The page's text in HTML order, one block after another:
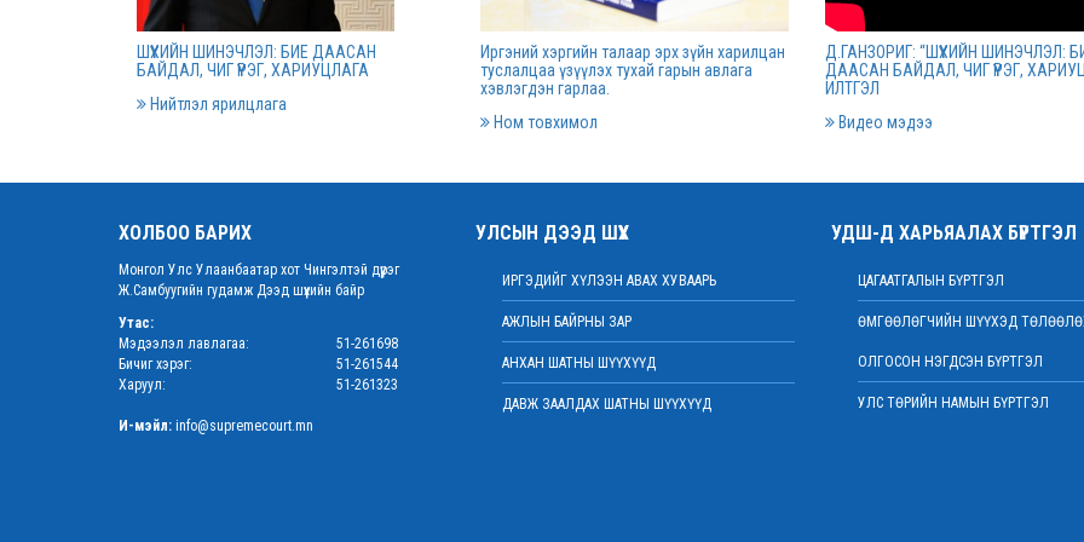
даргаар С.Заяадэлгэрийг томиллоо
2022 оны 03 сарын 16
хуралдаан болов
2022 оны 03
Шүүхийн захиргааны ажилтнуудын дунд
“Цэцэнсхолдинг” ХХК, “Цэцэнс майнинг энд
энержи” ХХК, “Бөөрөлжүүтийн тал” ХХК-
иудын нэхэмжлэлтэй хэргийг хянан
хэлэлцлээ
2022 оны 03 сарын 01
Дээд шүүхийн нийт шүүгчийн хуралдаан
боллоо
2022 оны 02
ШҮҮХИЙН ШИНЭЧЛЭЛ: БИЕ ДААСАН
БАЙДАЛ, ЧИГ ҮҮРЭГ, ХАРИУЦЛАГА
Нийтлэл ярилцлага
Иргэний хэргийн талаар эрх зүйн харилцан
туслалцаа үзүүлэх тухай гарын авлага
хэвлэгдэн гарлаа.
Ном товхимол
Д.ГАНЗОРИГ: “ШҮҮХИЙН ШИНЭЧЛЭЛ:
ДААСАН БАЙДАЛ, ЧИГ ҮҮРЭГ,
ИЛТГЭЛ
Видео мэдээ
ХОЛБОО БАРИХ
Монгол Улс Улаанбаатар хот Чингэлтэй дүүрэг
Ж.Самбуугийн гудамж Дээд шүүхийн байр
Утас:
Мэдээлэл лавлагаа:
51-261698
Бичиг хэрэг:
51-261544
Харуул:
51-261323
И-мэйл: info@supremecourt.mn
УЛСЫН ДЭЭД ШҮҮХ
ИРГЭДИЙГ ХҮЛЭЭН АВАХ ХУВААРЬ
АЖЛЫН БАЙРНЫ ЗАР
АНХАН ШАТНЫ ШҮҮХҮҮД
ДАВЖ ЗААЛДАХ ШАТНЫ ШҮҮХҮҮД
УДШ-Д ХАРЬЯАЛАХ БҮРТГЭЛ
ЦАГААТГАЛЫН БҮРТГЭЛ
ӨМГӨӨЛӨГЧИЙН ШҮҮХЭД
ОЛГОСОН НЭГДСЭН БҮРТГЭЛ
УЛС ТӨРИЙН НАМЫН БҮРТГЭЛ